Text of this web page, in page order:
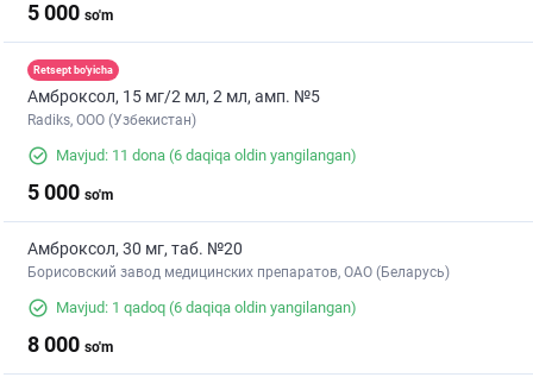
5 000 so'm
Retsept bo'yicha
Амброксол, 15 мг/2 мл, 2 мл, амп. №5
Radiks, ООО (Узбекистан)
Mavjud: 11 dona (6 daqiqa oldin yangilangan)
5 000 so'm
Амброксол, 30 мг, таб. №20
Борисовский завод медицинских препаратов, ОАО (Беларусь)
Mavjud: 1 qadoq (6 daqiqa oldin yangilangan)
8 000 so'm